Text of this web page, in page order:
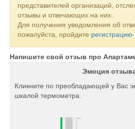
представителей организаций,
отзывы и отвечающих на них.
Для получения уведомления об
пожалуйста, пройдите регистрацию
Напишите свой отзыв про
Эмоция
Кликните по преобладающей у Вас
шкалой термометра.